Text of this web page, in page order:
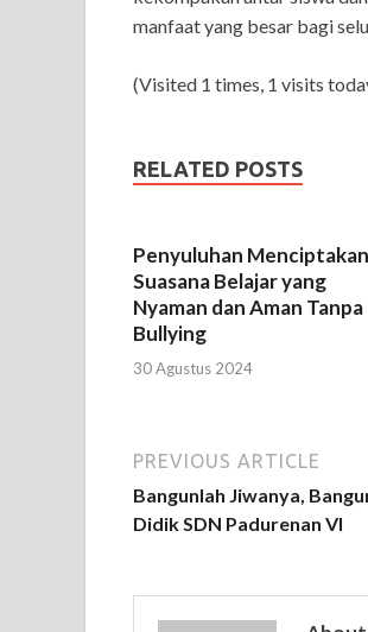
manfaat yang besar bagi
(Visited 1 times, 1 visits
RELATED POSTS
Penyuluhan Menciptakan
Suasana Belajar yang
Nyaman dan Aman Tanpa
Bullying
30 Agustus 2024
PREVIOUS ARTICLE
Bangunlah Jiwanya,
Didik SDN Padurenan VI